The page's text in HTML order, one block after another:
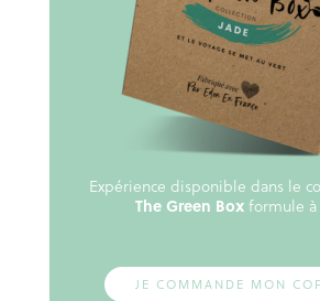
Expérience disponible dans le
The Green Box formule à
JE COMMANDE MON